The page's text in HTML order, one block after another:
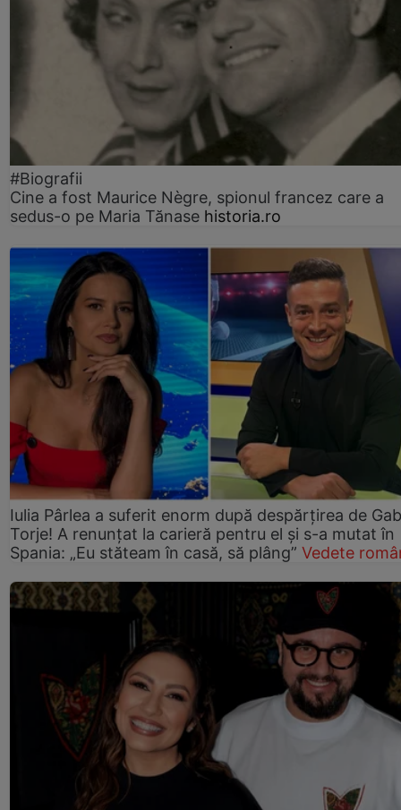
#Biografii
Cine a fost Maurice Nègre, spionul francez care a
sedus-o pe Maria Tănase historia.ro
Iulia Pârlea a suferit enorm după despărțirea de
Torje! A renunțat la carieră pentru el și s-a mutat în
Spania: „Eu stăteam în casă, să plâng” Vedete